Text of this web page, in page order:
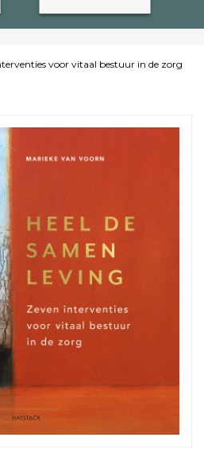
voor vitaal bestuur in de zorg